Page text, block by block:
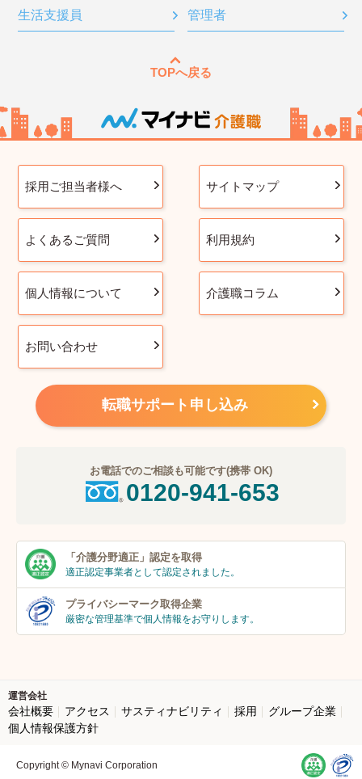
生活支援員 管理者
TOPへ戻る
採用ご担当者様へ サイトマップ
よくあるご質問 利用規約
個人情報について 介護職コラム
お問い合わせ
転職サポート申し込み
お電話でのご相談も可能です(携帯 OK)
0120-941-653
「介護分野適正」 認定を取得
適正認定事業者として認定されました。
プライバシーマーク取得企業
厳密な管理基準で個人情報をお守りします。
運営会社
会社概要 アクセス サスティナビリティ 採用
グループ企業
個人情報保護方針
Copyright © Mynavi Corporation